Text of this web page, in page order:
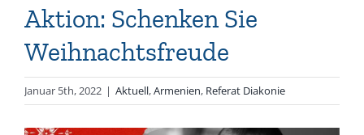
Aktion: Schenken Sie
Weihnachtsfreude
Januar 5th, 2022 | Aktuell,Armenien, Referat Diakonie